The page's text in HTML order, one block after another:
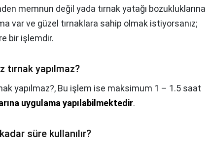
memnun değil yada tırnak yatağı bozukluklarına
var ve güzel tırnaklara sahip olmak istiyorsanız;
bir işlemdir.
tırnak yapılmaz?
yapılmaz?, Bu işlem ise maksimum 1 – 1.5 saat
uygulama yapılabilmektedir.
süre kullanılır?